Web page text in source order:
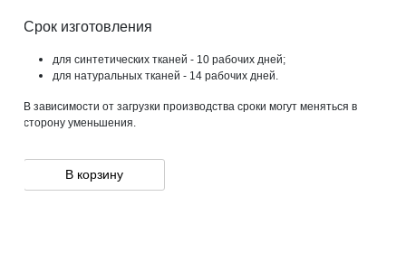
Срок изготовления
для синтетических тканей - 10 рабочих дней;
для натуральных тканей - 14 рабочих дней.
В зависимости от загрузки производства сроки могут меняться в
сторону уменьшения.
В корзину